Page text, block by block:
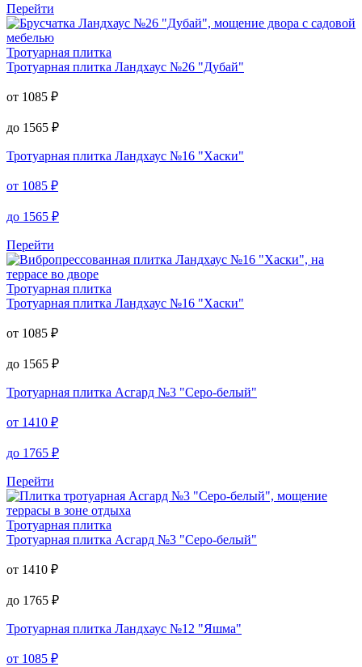
Перейти
Тротуарная плитка
Тротуарная плитка Ландхаус №26 "Дубай"
от 1085 ₽
до 1565 ₽
Тротуарная плитка Ландхаус №16 "Хаски"
от 1085 ₽
до 1565 ₽
Перейти
Тротуарная плитка
Тротуарная плитка Ландхаус №16 "Хаски"
от 1085 ₽
до 1565 ₽
Тротуарная плитка Асгард №3 "Серо-белый"
от 1410 ₽
до 1765 ₽
Перейти
Тротуарная плитка
Тротуарная плитка Асгард №3 "Серо-белый"
от 1410 ₽
до 1765 ₽
Тротуарная плитка Ландхаус №12 "Яшма"
от 1085 ₽